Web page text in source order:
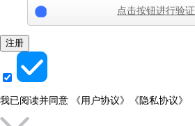
点击按钮进行验证
注册
我已阅读并同意 《用户协议》 《隐私协议》